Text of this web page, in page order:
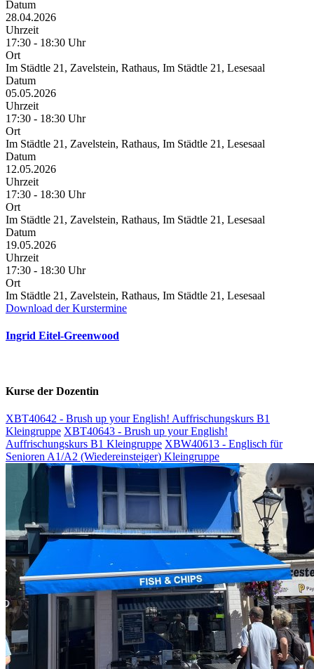
Datum
28.04.2026
Uhrzeit
17:30 - 18:30 Uhr
Ort
Im Städtle 21, Zavelstein, Rathaus, Im Städtle 21, Lesesaal
Datum
05.05.2026
Uhrzeit
17:30 - 18:30 Uhr
Ort
Im Städtle 21, Zavelstein, Rathaus, Im Städtle 21, Lesesaal
Datum
12.05.2026
Uhrzeit
17:30 - 18:30 Uhr
Ort
Im Städtle 21, Zavelstein, Rathaus, Im Städtle 21, Lesesaal
Datum
19.05.2026
Uhrzeit
17:30 - 18:30 Uhr
Ort
Im Städtle 21, Zavelstein, Rathaus, Im Städtle 21, Lesesaal
Download der Kurstermine
Ingrid Eitel-Greenwood
Kurse der Dozentin
XBT40642 - Brush up your English! Auffrischungskurs B1
Kleingruppe XBT40643 - Brush up your English!
Auffrischungskurs B1 Kleingruppe XBW40613 - Englisch für
Senioren A1/A2 (Wiedereinsteiger) Kleingruppe